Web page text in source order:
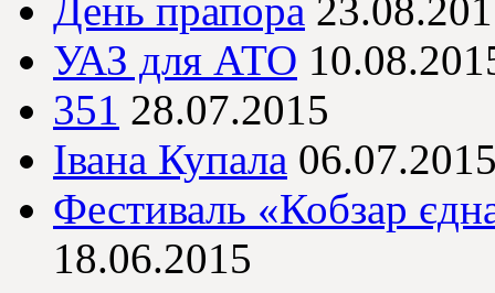
День прапора
УАЗ для АТО
351 28.07.2015
Івана Купала
Фестиваль «Кобзар
18.06.2015